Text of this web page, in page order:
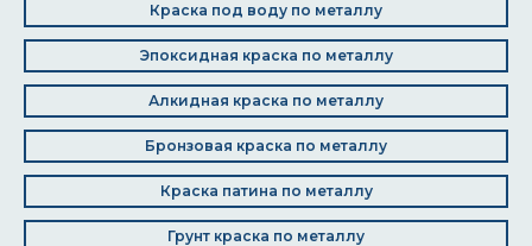
Краска под воду по металлу
Эпоксидная краска по металлу
Алкидная краска по металлу
Бронзовая краска по металлу
Краска патина по металлу
Грунт краска по металлу